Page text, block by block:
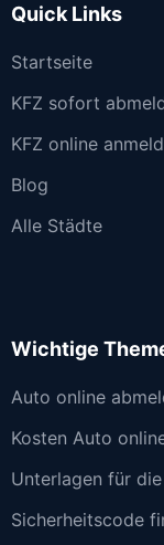
Quick Links
Startseite
KFZ sofort
KFZ online
Blog
Alle Städte
Wichtige
Auto online
Kosten Auto
Unterlagen für
Sicherheitscode